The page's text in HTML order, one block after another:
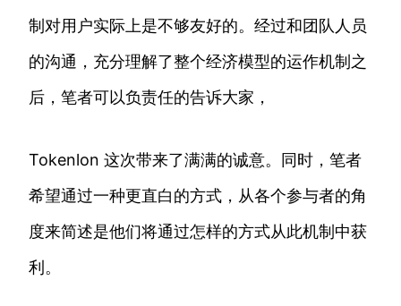
制对用户实际上是不够友好的。经过和团队人员
的沟通，充分理解了整个经济模型的运作机制之
后，笔者可以负责任的告诉大家，
Tokenlon 这次带来了满满的诚意。同时，笔者
希望通过一种更直白的方式，从各个参与者的角
度来简述是他们将通过怎样的方式从此机制中获
利。